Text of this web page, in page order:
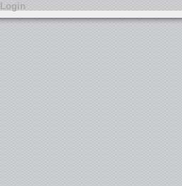
Login